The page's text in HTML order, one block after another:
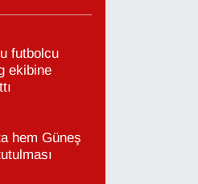
futbolcu
ekibine
hem Güneş